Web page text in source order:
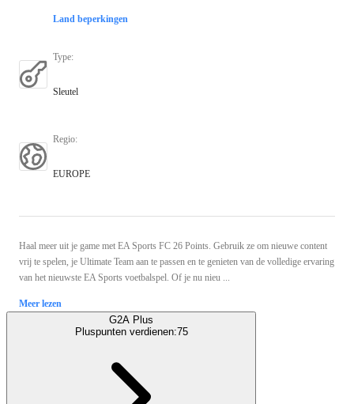
Land beperkingen
Type:
Sleutel
Regio:
EUROPE
Haal meer uit je game met EA Sports FC 26 Points. Gebruik ze om nieuwe content
vrij te spelen, je Ultimate Team aan te passen en te genieten van de volledige ervaring
van het nieuwste EA Sports voetbalspel. Of je nu nieu ...
Meer lezen
G2A Plus
Pluspunten verdienen:75